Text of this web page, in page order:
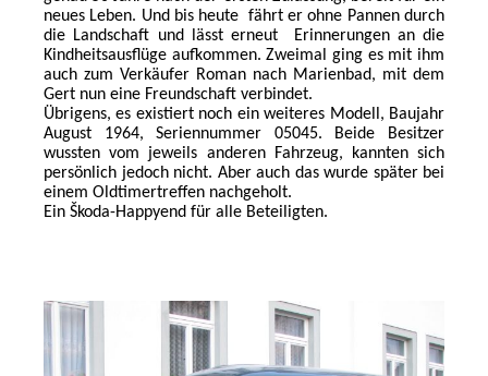
neues Leben. Und bis heute fährt er ohne Pannen durch
die Landschaft und lässt erneut
Erinnerungen an die
Kindheitsausflüge aufkommen. Zweimal ging es mit ihm
auch zum Verkäufer Roman nach Marienbad, mit dem
Gert nun eine Freundschaft verbindet.
Übrigens, es existiert noch ein weiteres Modell, Baujahr
August 1964, Seriennummer 05045.
Beide Besitzer
wussten vom jeweils anderen Fahrzeug, kannten sich
persönlich jedoch nicht. Aber auch das wurde später bei
einem Oldtimertreffen nachgeholt.
Ein Škoda-Happyend für alle Beteiligten.